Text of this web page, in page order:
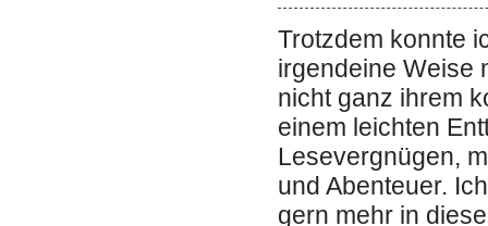
Trotzdem konnte
irgendeine Weise
nicht ganz ihrem
einem leichten
Lesevergnügen,
und Abenteuer.
gern mehr in